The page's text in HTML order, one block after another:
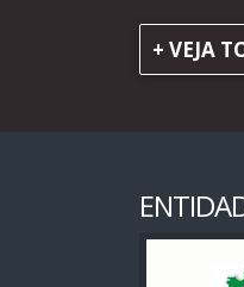
+ VEJA